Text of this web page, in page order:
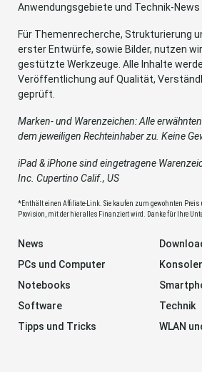
Anwendungsgebiete und Technik-News
Für Themenrecherche, Strukturierung
erster Entwürfe, sowie Bilder, nutzen
gestützte Werkzeuge. Alle Inhalte
Veröffentlichung auf Qualität,
geprüft.
Marken- und Warenzeichen: Alle
dem jeweiligen Rechteinhaber zu. Keine
iPad & iPhone sind eingetragene
Inc. Cupertino Calif., US
*Enthält einen Affiliate-Link. Sie kaufen zum gewohnten Preis
Provision, mit der hier alles Finanziert wird. Danke für Ihre
News
PCs und Computer
Notebooks
Software
Technik
Tipps und Tricks
WLAN